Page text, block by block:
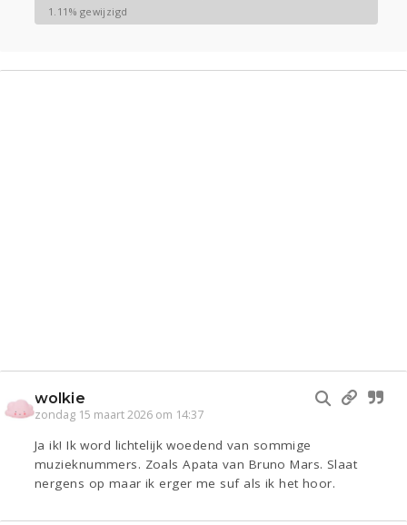
1.11% gewijzigd
wolkie
zondag 15 maart 2026 om 14:37
Ja ik! Ik word lichtelijk woedend van sommige
muzieknummers. Zoals Apata van Bruno Mars. Slaat
nergens op maar ik erger me suf als ik het hoor.